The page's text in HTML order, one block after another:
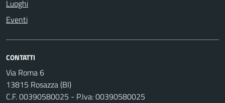
Luoghi
Eventi
CONTATTI
Via Roma 6
13815 Rosazza (BI)
C.F. 00390580025 - P.Iva: 00390580025